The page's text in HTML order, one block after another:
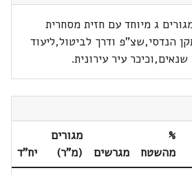
ג מיוחד עם חזית מסחרית
הנדסי,שצ"פ ודרך לביטול,ליעוד
עיר עירונית.
%
מהשטח
מגרשים
מגורים
(מ"ר)
יח"ד